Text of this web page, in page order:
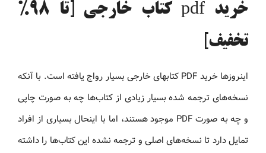
خرید pdf کتاب خارجی [تا 98%
تخفیف]
اینروزها خرید PDF کتاب‎های خارجی بسیار رواج یافته است. با آنکه
نسخه‌های ترجمه شده بسیار زیادی از کتاب‌ها چه به صورت چاپی
و چه به صورت PDF موجود هستند، اما با اینحال بسیاری از افراد
تمایل دارد تا نسخه‌های اصلی و ترجمه نشده این کتاب‌ها را داشته